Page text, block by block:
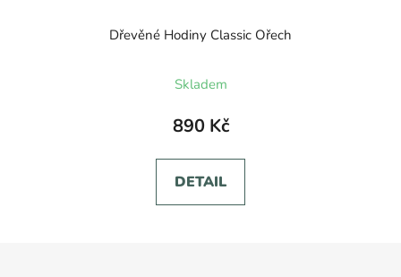
Dřevěné Hodiny Classic Ořech
Skladem
890 Kč
DETAIL